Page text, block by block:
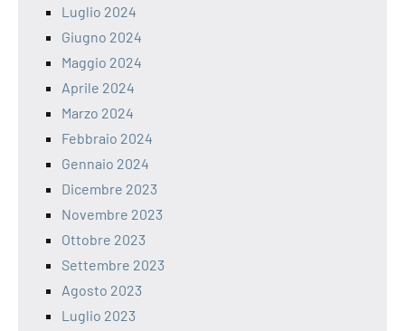
Luglio 2024
Giugno 2024
Maggio 2024
Aprile 2024
Marzo 2024
Febbraio 2024
Gennaio 2024
Dicembre 2023
Novembre 2023
Ottobre 2023
Settembre 2023
Agosto 2023
Luglio 2023